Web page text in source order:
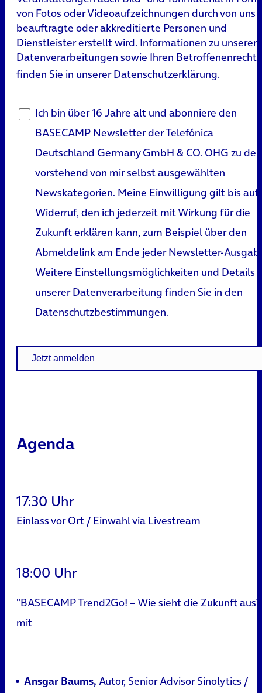
von Fotos oder Videoaufzeichnungen durch von uns
beauftragte oder akkreditierte Personen und
Dienstleister erstellt wird. Informationen zu unseren
Datenverarbeitungen sowie Ihren
finden Sie in unsererDatenschutzerklärung.
Ich bin über 16 Jahre alt und abonniere den
BASECAMP Newsletter der Telefónica
Deutschland Germany GmbH & CO. OHG zu den
vorstehend von mir selbst ausgewählten
Newskategorien. Meine Einwilligung gilt bis auf
Widerruf, den ich jederzeit mit Wirkung für die
Zukunft erklären kann, zum Beispiel über den
Abmeldelink am Ende jeder Newsletter-
Weitere Einstellungsmöglichkeiten und Details
unserer Datenverarbeitung finden Sie in den
Datenschutzbestimmungen.
Jetzt anmelden
Agenda
17:30 Uhr
Einlass vor Ort / Einwahl via Livestream
18:00 Uhr
"BASECAMP Trend2Go! – Wie sieht die Zukunft
mit
Ansgar Baums, Autor, Senior Advisor Sinolytics /